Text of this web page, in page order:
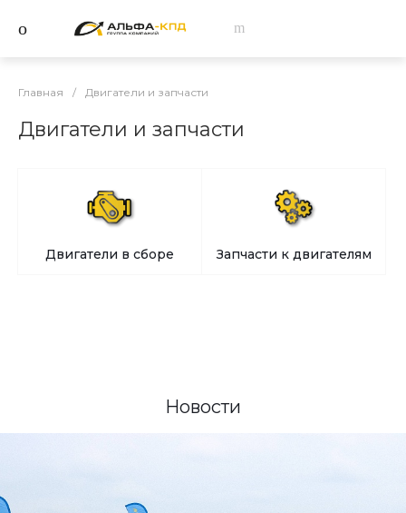
Главная / Двигатели и запчасти
Двигатели и запчасти
Двигатели в сборе Запчасти к двигателям
Новости